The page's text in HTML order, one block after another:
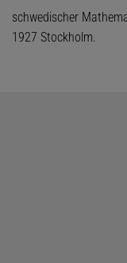
schwedischer
1927 Stockholm.